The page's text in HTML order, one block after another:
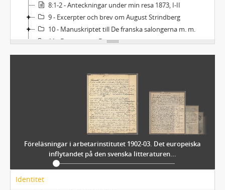
8:1-2 - Anteckningar under min resa 1873, I-II
9 - Excerpter och brev om August Strindberg
10 - Manuskriptet till De franska salongerna m. m.
11 - Björnstjerne Björnson
12 - "Kärleken och äktenskapet i den nordiska litteraturen"
14 - Angående Rainer Maria Rilke
15 - Ludwig Börne om Hamlet
16 - "Sundsholm den 13 augusti 1868"
17 - Svenska uppsatser av Ellen Key
18 - Samlingar ur folklivet
20 - Diverse uppsatser, dikter, excerpter m. m. av Ellen Key
21 - Malin Blomsterberg
Föreläsningar i arbetarinstitutet 1902-03. Det europeiska
inflytandet på den svenska litteraturen...
Identitet